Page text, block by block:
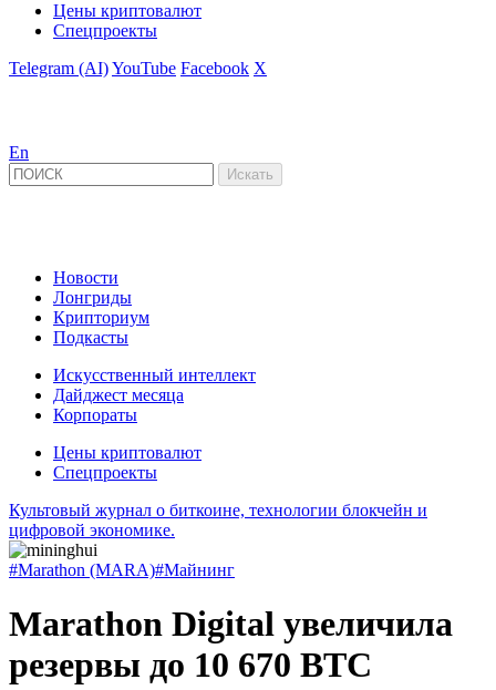
Цены криптовалют
Спецпроекты
Telegram (AI)YouTube Facebook X
En
Новости
Лонгриды
Крипториум
Подкасты
Искусственный интеллект
Дайджест месяца
Корпораты
Цены криптовалют
Спецпроекты
Культовый журнал о биткоине, технологии блокчейн и
цифровой экономике.
#Marathon (MARA)#Майнинг
Marathon Digital увеличила
резервы до 10 670 BTC